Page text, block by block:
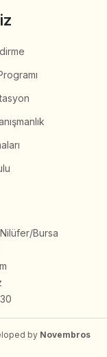
Bursa
by Novembros